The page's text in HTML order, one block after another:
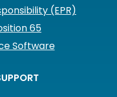
(EPR)
65
Software